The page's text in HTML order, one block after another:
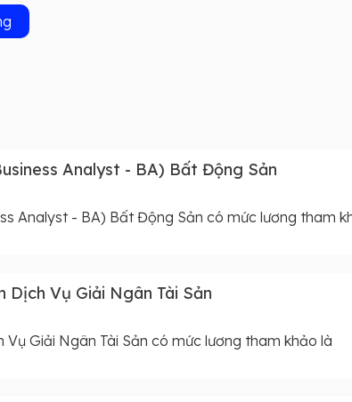
Analyst - BA) Bất Động Sản
Analyst - BA) Bất Động Sản có mức lương tham
Dịch Vụ Giải Ngân Tài Sản
Giải Ngân Tài Sản có mức lương tham khảo là